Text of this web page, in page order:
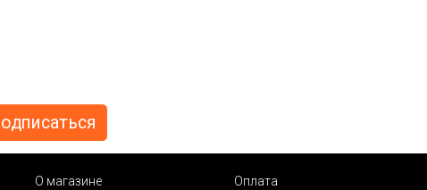
О магазине
Оплата